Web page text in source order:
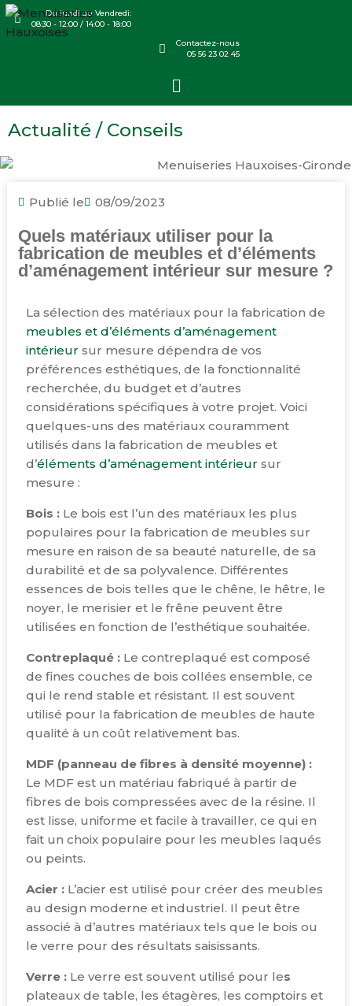
Du lundi au Vendredi:
08:30 - 12:00 / 14:00 - 18:00
Contactez-nous
05 56 23 02 45
Actualité / Conseils
Publié le 08/09/2023
Quels matériaux utiliser pour la
fabrication de meubles et d’éléments
d’aménagement intérieur sur mesure ?
La sélection des matériaux pour la fabrication de
meubles et d’éléments d’aménagement
intérieur sur mesure dépendra de vos
préférences esthétiques, de la fonctionnalité
recherchée, du budget et d’autres
considérations spécifiques à votre projet. Voici
quelques-uns des matériaux couramment
utilisés dans la fabrication de meubles et
d’éléments d’aménagement intérieur sur
mesure :
Bois : Le bois est l’un des matériaux les plus
populaires pour la fabrication de meubles sur
mesure en raison de sa beauté naturelle, de sa
durabilité et de sa polyvalence. Différentes
essences de bois telles que le chêne, le hêtre, le
noyer, le merisier et le frêne peuvent être
utilisées en fonction de l’esthétique souhaitée.
Contreplaqué : Le contreplaqué est composé
de fines couches de bois collées ensemble, ce
qui le rend stable et résistant. Il est souvent
utilisé pour la fabrication de meubles de haute
qualité à un coût relativement bas.
MDF (panneau de fibres à densité moyenne) :
Le MDF est un matériau fabriqué à partir de
fibres de bois compressées avec de la résine. Il
est lisse, uniforme et facile à travailler, ce qui en
fait un choix populaire pour les meubles laqués
ou peints.
Acier : L’acier est utilisé pour créer des meubles
au design moderne et industriel. Il peut être
associé à d’autres matériaux tels que le bois ou
le verre pour des résultats saisissants.
Verre : Le verre est souvent utilisé pour les
plateaux de table, les étagères, les comptoirs et